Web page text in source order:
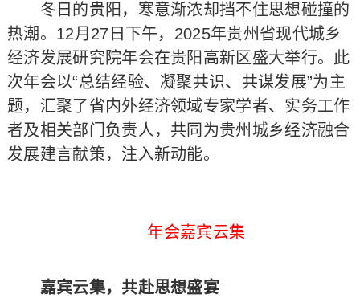
冬日的贵阳，寒意渐浓却挡不住思想碰撞的
热潮。12月27日下午，2025年贵州省现代城乡
经济发展研究院年会在贵阳高新区盛大举行。此
次年会以“总结经验、凝聚共识、共谋发展”为主
题，汇聚了省内外经济领域专家学者、实务工作
者及相关部门负责人，共同为贵州城乡经济融合
发展建言献策，注入新动能。
年会嘉宾云集
嘉宾云集，共赴思想盛宴